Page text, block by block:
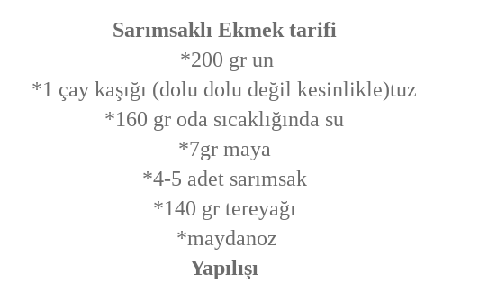
Sarımsaklı Ekmek tarifi
*200 gr un
*1 çay kaşığı (dolu dolu değil kesinlikle)tuz
*160 gr oda sıcaklığında su
*7gr maya
*4-5 adet sarımsak
*140 gr tereyağı
*maydanoz
Yapılışı